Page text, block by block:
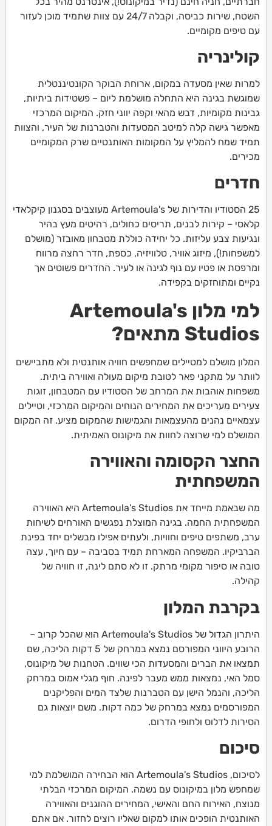
השטח, שירות כביסה, וקבלה 24/7 עם צוות שתמיד מוכן לעזור
עם טיפים מקומיים.
קולינריה
למרות שאין מסעדה במקום, ארוחת הבוקר הקונטיננטלית
שמוגשת בגינה היא התחלה מושלמת ליום – פשטידות ביתיות,
גבינות מקומיות, דבש מהאי וקפה יווני חזק. המיקום המרכזי
מאפשר גישה קלה למיטב המסעדות והטברנות של העיר, והצוות
תמיד שמח להמליץ על המקומות האותנטיים שרק המקומיים
מכירים.
חדרים
25 הסטודיו והדירות של Artemoula's מעוצבים בסגנון קיקלאדי
קלאסי – קירות לבנים, תריסים כחולים, רהיטים מעץ בהיר
ונגיעות צבע עליזות. כל יחידה כוללת מטבחון מאובזר (מושלם
למשפחות!), מיזוג אוויר, טלוויזיה, כספת, חדר רחצה מרווח
ומרפסת או פטיו עם נוף לגינה או לעיר. החדרים פשוטים אך
נקיים ומתוחזקים בקפידה.
למי מלון Artemoula's
Studios מתאים?
המלון מושלם למטיילים שמחפשים חוויה אותנטית ולא מתביישים
לוותר על מתקני פאר לטובת מיקום מעולה ואווירה ביתית.
משפחות אוהבות את המרחב של הסטודיו עם המטבחון, זוגות
צעירים מעריכים את המחירים הנוחים והמיקום המרכזי, וטיילים
עצמאיים נהנים מהעצמאות והגמישות שהמקום מציע. זה המקום
המושלם למי שרוצה לחוות את מיקונוס האמיתית.
החצר הקסומה והאווירה
המשפחתית
מה שבאמת מייחד את Artemoula's Studios היא האווירה
המשפחתית החמה. בגינה המוצלת נפגשים האורחים לשיחות
ערב, משתפים טיפים וחוויות, ולעתים אפילו מבשלים יחד בפינת
הברביקיו. המשפחה המארחת תמיד בסביבה – עם חיוך, עצה
טובה או סיפור מקומי מרתק. זו לא סתם לינה, זו חוויה של
קהילה.
בקרבת המלון
היתרון הגדול של Artemoula's Studios הוא שהכל קרוב –
הרובע היווני המפורסם נמצא במרחק של 5 דקות הליכה, שם
תמצאו את הברים והמסעדות הכי שווים. הטחנות של מיקונוס,
סמל האי, נמצאות ממש מעבר לפינה. חוף מגלי אמוס במרחק
הליכה, והנמל הישן עם הטברנות שלצד המים והפליקנים
המפורסמים נמצא במרחק של כמה דקות. משם יוצאות גם
הסירות לדלוס ולחופי הדרום.
סיכום
לסיכום, Artemoula's Studios הוא הבחירה המושלמת למי
שמחפש מלון במיקונוס עם נשמה. המיקום המרכזי הבלתי
מנוצח, האירוח החם והאישי, המחירים ההוגנים והאווירה
האותנטית הופכים אותו למקום שאליו רוצים לחזור. אם אתם